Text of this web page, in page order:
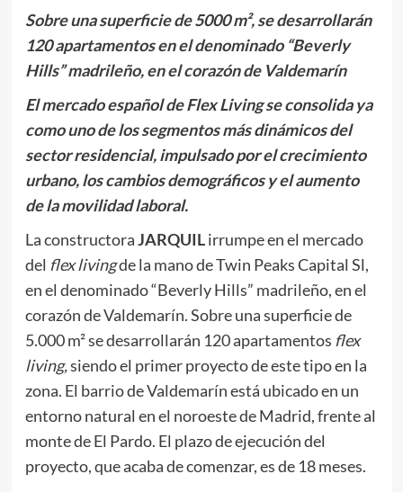
Sobre una superficie de 5000 m², se desarrollarán
120 apartamentos en el denominado “Beverly
Hills” madrileño, en el corazón de Valdemarín
El mercado español de Flex Living se consolida ya
como uno de los segmentos más dinámicos del
sector residencial, impulsado por el crecimiento
urbano, los cambios demográficos y el aumento
de la movilidad laboral.
La constructoraJARQUILirrumpe en el mercado
del flex livingde la mano de Twin Peaks Capital Sl,
en el denominado “Beverly Hills” madrileño, en el
corazón de Valdemarín. Sobre una superficie de
5.000 m² se desarrollarán 120 apartamentos flex
living,siendo el primer proyecto de este tipo en la
zona. El barrio de Valdemarín está ubicado en un
entorno natural en el noroeste de Madrid, frente al
monte de El Pardo. El plazo de ejecución del
proyecto, que acaba de comenzar, es de 18 meses.